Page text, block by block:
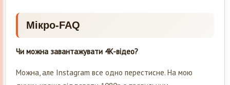
Мікро-FAQ
Чи можна завантажувати 4K-відео?
Можна, але Instagram все одно перестисне. На мою